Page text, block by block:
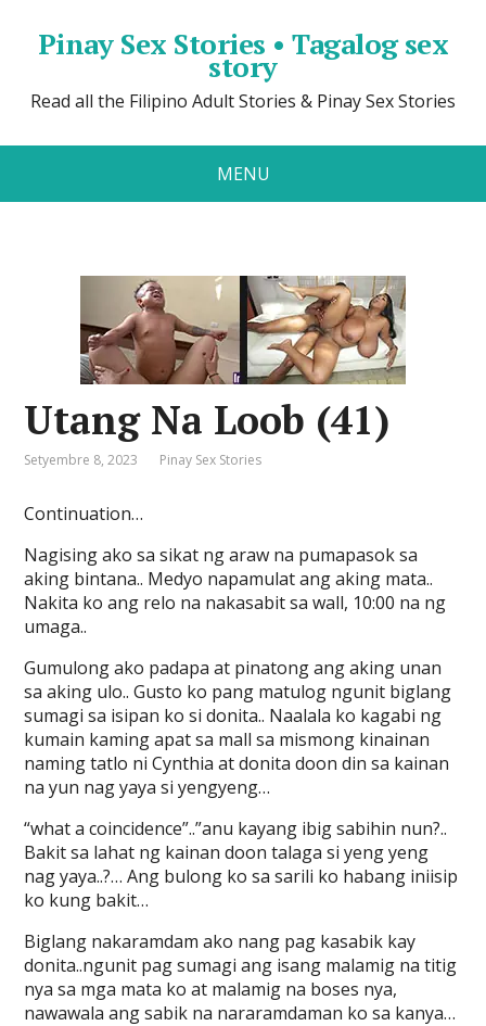
Pinay Sex Stories • Tagalog sex
story
Read all the Filipino Adult Stories & Pinay Sex Stories
MENU
Utang Na Loob (41)
Setyembre 8, 2023 Pinay Sex Stories
Continuation…
Nagising ako sa sikat ng araw na pumapasok sa
aking bintana.. Medyo napamulat ang aking mata..
Nakita ko ang relo na nakasabit sa wall, 10:00 na ng
umaga..
Gumulong ako padapa at pinatong ang aking unan
sa aking ulo.. Gusto ko pang matulog ngunit biglang
sumagi sa isipan ko si donita.. Naalala ko kagabi ng
kumain kaming apat sa mall sa mismong kinainan
naming tatlo ni Cynthia at donita doon din sa kainan
na yun nag yaya si yengyeng…
“what a coincidence”..”anu kayang ibig sabihin nun?..
Bakit sa lahat ng kainan doon talaga si yeng yeng
nag yaya..?… Ang bulong ko sa sarili ko habang iniisip
ko kung bakit…
Biglang nakaramdam ako nang pag kasabik kay
donita..ngunit pag sumagi ang isang malamig na titig
nya sa mga mata ko at malamig na boses nya,
nawawala ang sabik na nararamdaman ko sa kanya…